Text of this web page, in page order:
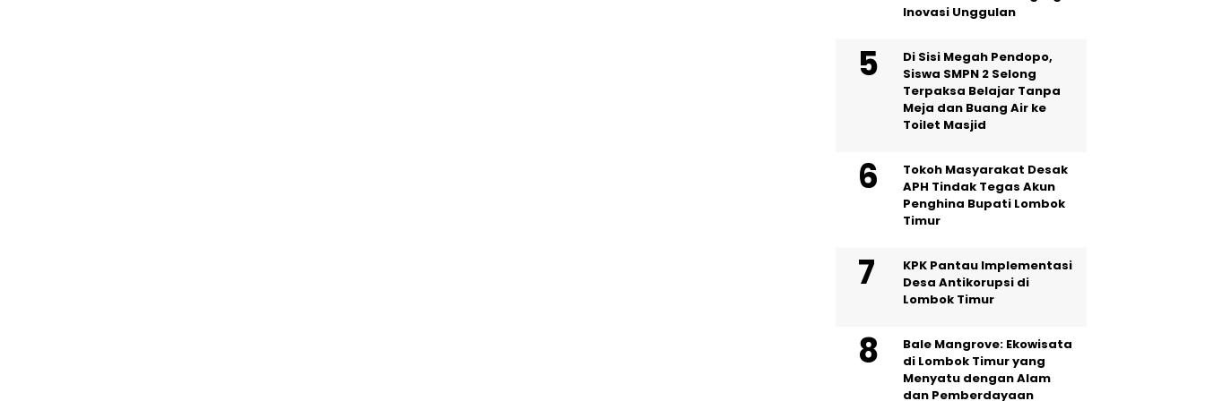
Inovasi Unggulan
Di Sisi Megah Pendopo,
Siswa SMPN 2 Selong
Terpaksa Belajar Tanpa
Meja dan Buang Air ke
Toilet Masjid
Tokoh Masyarakat Desak
APH Tindak Tegas Akun
Penghina Bupati Lombok
Timur
KPK Pantau Implementasi
Desa Antikorupsi di
Lombok Timur
Bale Mangrove: Ekowisata
di Lombok Timur yang
Menyatu dengan Alam
dan Pemberdayaan